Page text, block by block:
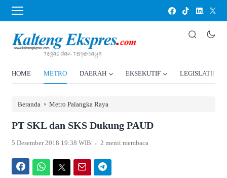
HOME METRO DAERAH EKSEKUTIF LEGISLATIF
Beranda › Metro Palangka Raya
PT SKL dan SKS Dukung PAUD
5 Desember 2018 19:38 WIB . 2 menit membaca